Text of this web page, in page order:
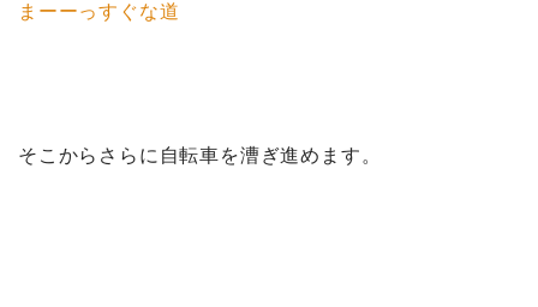
まーーっすぐな道
そこからさらに自転車を漕ぎ進めます。